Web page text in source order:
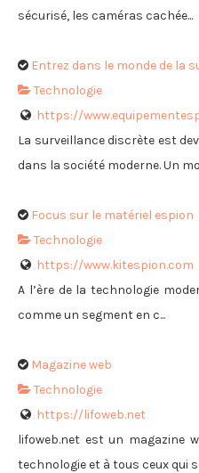
sécurisé, les caméras cachée...
Entrez dans le monde de la
Technologie
https://
La surveillance discrète est
dans la société moderne. Un
Focus sur le matériel espion
Technologie
https://www.kitespion.com
A l’ère de la technologie
comme un segment en c...
Magazine web
Technologie
https://lifoweb.net
lifoweb.net est un magazine
technologie et à tous ceux qui